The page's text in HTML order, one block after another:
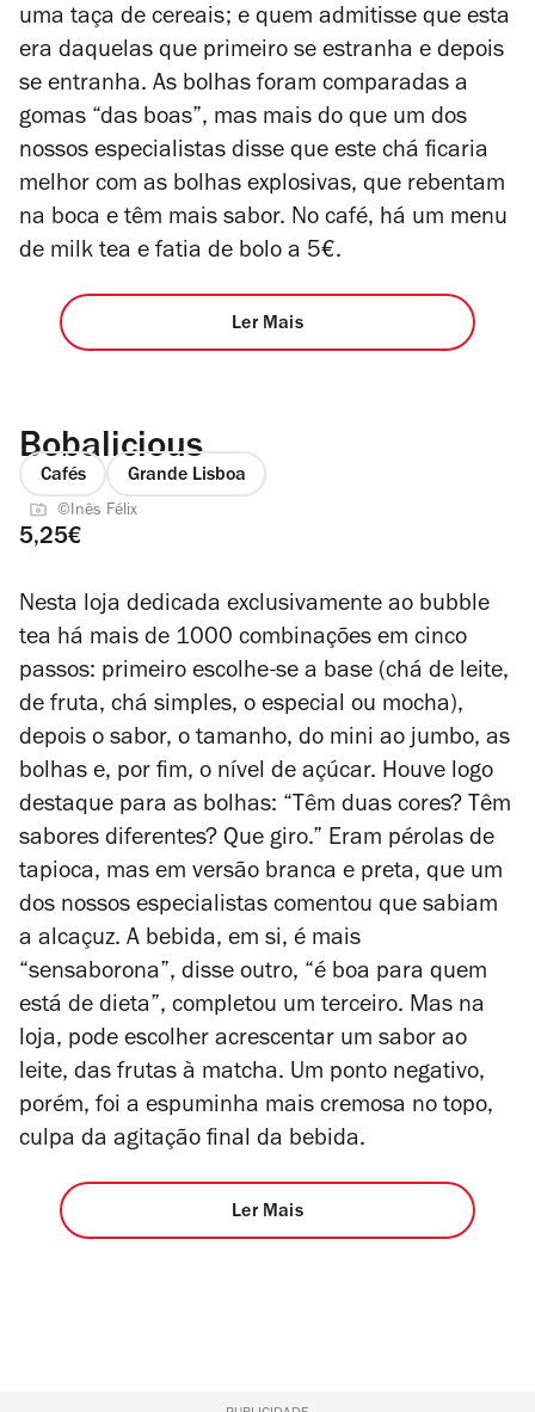
uma taça de cereais; e quem admitisse que esta
era daquelas que primeiro se estranha e depois
se entranha. As bolhas foram comparadas a
gomas “das boas”, mas mais do que um dos
nossos especialistas disse que este chá ficaria
melhor com as bolhas explosivas, que rebentam
na boca e têm mais sabor. No café, há um menu
de milk tea e fatia de bolo a 5€.
Ler Mais
Bobalicious
Cafés Grande Lisboa
©Inês Félix
5,25€
Nesta loja dedicada exclusivamente ao bubble
tea há mais de 1000 combinações em cinco
passos: primeiro escolhe-se a base (chá de leite,
de fruta, chá simples, o especial ou mocha),
depois o sabor, o tamanho, do mini ao jumbo, as
bolhas e, por fim, o nível de açúcar. Houve logo
destaque para as bolhas: “Têm duas cores? Têm
sabores diferentes? Que giro.” Eram pérolas de
tapioca, mas em versão branca e preta, que um
dos nossos especialistas comentou que sabiam
a alcaçuz. A bebida, em si, é mais
“sensaborona”, disse outro, “é boa para quem
está de dieta”, completou um terceiro. Mas na
loja, pode escolher acrescentar um sabor ao
leite, das frutas à matcha. Um ponto negativo,
porém, foi a espuminha mais cremosa no topo,
culpa da agitação final da bebida.
Ler Mais